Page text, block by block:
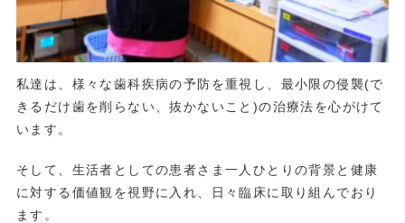
私達は、様々な歯科疾病の予防を重視し、最小限の侵襲(で
きるだけ歯を削らない、抜かないこと)の治療法を心がけて
います。
そして、生活者としての患者さま一人ひとりの背景と健康
に対する価値観を視野に入れ、日々臨床に取り組んでおり
ます。